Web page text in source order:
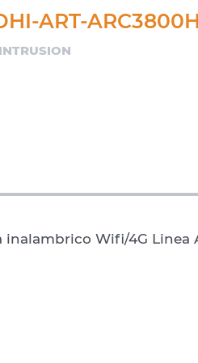
ART-
inalambrico Wifi/4G Linea